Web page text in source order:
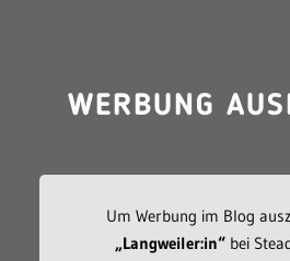
WERBUNG
Um Werbung im Blog
„Langweiler:in“bei